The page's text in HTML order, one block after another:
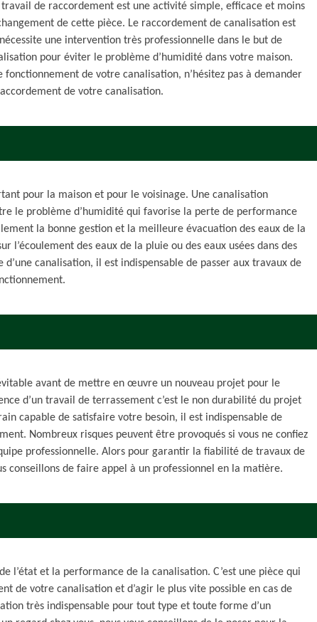
de raccordement est une activité simple, efficace et moins
de cette pièce. Le raccordement de canalisation est
une intervention très professionnelle dans le but de
pour éviter le problème d’humidité dans votre maison.
de votre canalisation, n’hésitez pas à demander
de votre canalisation.
pour la maison et pour le voisinage. Une canalisation
le problème d’humidité qui favorise la perte de performance
la bonne gestion et la meilleure évacuation des eaux de la
l’écoulement des eaux de la pluie ou des eaux usées dans des
canalisation, il est indispensable de passer aux travaux de
avant de mettre en œuvre un nouveau projet pour le
d’un travail de terrassement c’est le non durabilité du projet
capable de satisfaire votre besoin, il est indispensable de
Nombreux risques peuvent être provoqués si vous ne confiez
professionnelle. Alors pour garantir la fiabilité de travaux de
conseillons de faire appel à un professionnel en la matière.
l’état et la performance de la canalisation. C’est une pièce qui
de votre canalisation et d’agir le plus vite possible en cas de
très indispensable pour tout type et toute forme d’un